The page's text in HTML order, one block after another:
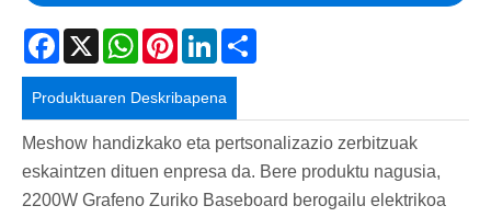
Facebook
X WhatsAppPinterestLinkedIn
Produktuaren Deskribapena
Meshow handizkako eta pertsonalizazio zerbitzuak
eskaintzen dituen enpresa da. Bere produktu nagusia,
2200W Grafeno Zuriko Baseboard berogailu elektrikoa